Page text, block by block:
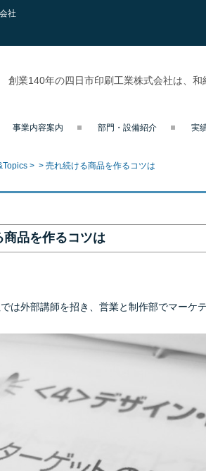
社
創業140年の四日市印刷工業株式会社は、
事業内容案内 部門・設備紹介 実
> > 売れ続ける商品を作るコツは
商品を作るコツは
は外部講師を招き、営業と制作部でマーケ